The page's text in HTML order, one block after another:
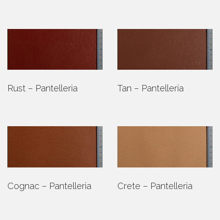
Rust – Pantelleria Tan – Pantelleria
Cognac – Pantelleria Crete – Pantelleria